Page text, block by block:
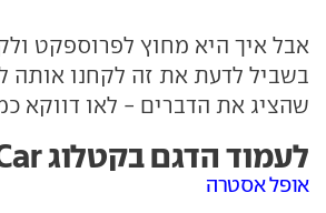
בשביל לדעת את זה לקחנו אותה
שהציג את הדברים - לאו דווקא
לעמוד הדגם בקטלוג iCar -
אופל אסטרה